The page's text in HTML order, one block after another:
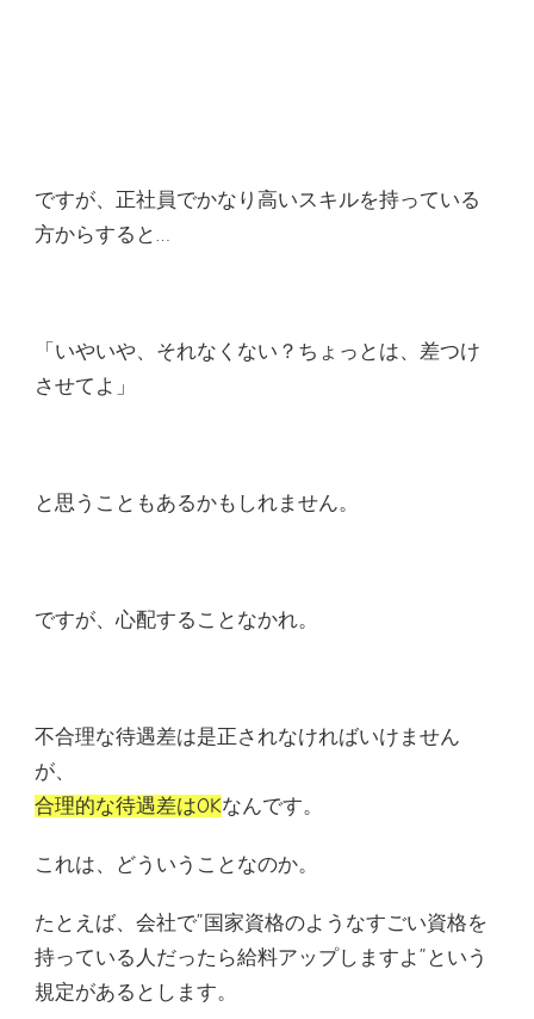
ですが、正社員でかなり高いスキルを持っている
方からすると…
「いやいや、それなくない？ちょっとは、差つけ
させてよ」
と思うこともあるかもしれません。
ですが、心配することなかれ。
不合理な待遇差は是正されなければいけません
が、
合理的な待遇差はOKなんです。
これは、どういうことなのか。
たとえば、会社で”国家資格のようなすごい資格を
持っている人だったら給料アップしますよ”という
規定があるとします。